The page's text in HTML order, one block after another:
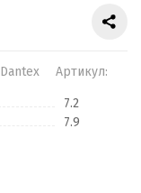
Dantex Артикул:
7.2
7.9